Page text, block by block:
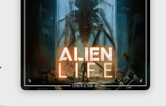
ライセンスフリーBGM
カル抜き出し
DUBSTEP
MUTANT
ROUTER.FM